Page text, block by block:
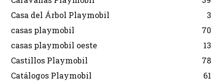
Casa del Árbol Playmobil
3
casas playmobil
70
casas playmobil oeste
13
Castillos Playmobil
78
Catálogos Playmobil
61